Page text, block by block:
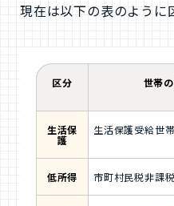
現在は以下の表のように
区分 世帯
生活保
護
生活保護受給世帯
低所得 市町村民税非課